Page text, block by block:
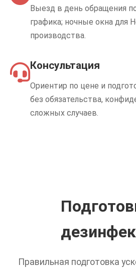
Выезд в день обращения
графика; ночные окна для
производства.
Консультация
Ориентир по цене и
без обязательства,
сложных случаев.
Правильная подготовка